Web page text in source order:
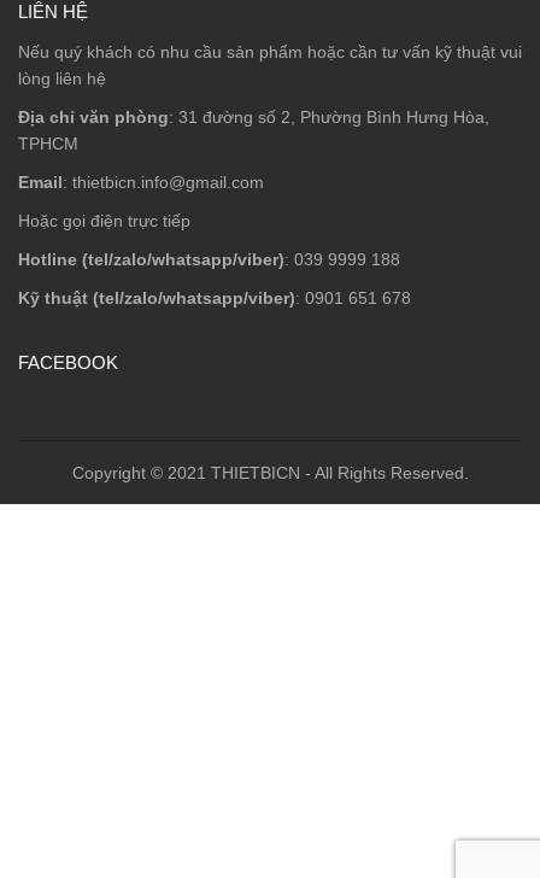
LIÊN HỆ
Nếu quý khách có nhu cầu sản phẩm hoặc cần tư vấn kỹ thuật vui
lòng liên hệ
Địa chỉ văn phòng: 31 đường số 2, Phường Bình Hưng Hòa,
TPHCM
Email: thietbicn.info@gmail.com
Hoặc gọi điện trực tiếp
Hotline (tel/zalo/whatsapp/viber): 039 9999 188
Kỹ thuật (tel/zalo/whatsapp/viber): 0901 651 678
FACEBOOK
Copyright © 2021 THIETBICN - All Rights Reserved.